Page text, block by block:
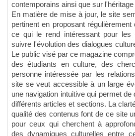
contemporains ainsi que sur
En matière de mise à jour, le site
pertinent en proposant
ce qui le rend intéressant pour les
suivre l'évolution des dialogues
Le public visé par ce magazine
des étudiants en culture, des
personne intéressée par les
site se veut accessible à un large
une navigation intuitive qui permet
différents articles et sections. La
qualité des contenus font de ce site
pour ceux qui cherchent à
des dynamiques culturelles entre